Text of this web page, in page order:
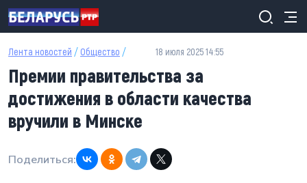
Перейти к основному содержанию
Лента новостей / Общество / 18 июля 2025 14:55
Премии правительства за
достижения в области качества
вручили в Минске
Поделиться: